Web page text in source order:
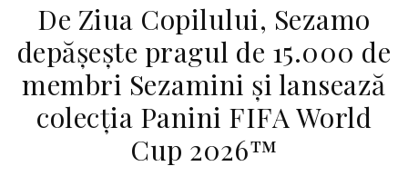
De Ziua Copilului, Sezamo
depășește pragul de 15.000 de
membri Sezamini și lansează
colecția Panini FIFA World
Cup 2026™